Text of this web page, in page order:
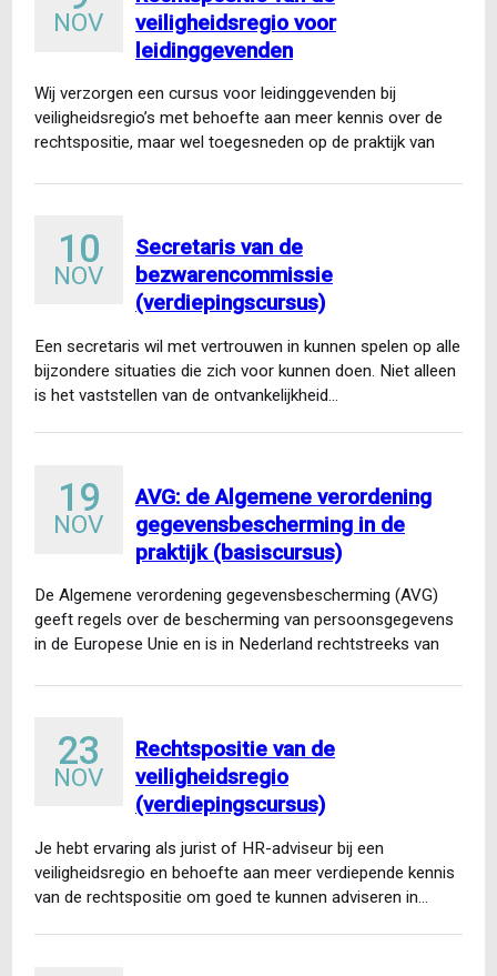
NOV
veiligheidsregio voor
leidinggevenden
Wij verzorgen een cursus voor leidinggevenden bij
veiligheidsregio’s met behoefte aan meer kennis over de
rechtspositie, maar wel toegesneden op de praktijk van
10
NOV
Secretaris van de
bezwarencommissie
(verdiepingscursus)
Een secretaris wil met vertrouwen in kunnen spelen op alle
bijzondere situaties die zich voor kunnen doen. Niet alleen
is het vaststellen van de ontvankelijkheid…
19
NOV
AVG: de Algemene verordening
gegevensbescherming in de
praktijk (basiscursus)
De Algemene verordening gegevensbescherming (AVG)
geeft regels over de bescherming van persoonsgegevens
in de Europese Unie en is in Nederland rechtstreeks van
23
NOV
Rechtspositie van de
veiligheidsregio
(verdiepingscursus)
Je hebt ervaring als jurist of HR-adviseur bij een
veiligheidsregio en behoefte aan meer verdiepende kennis
van de rechtspositie om goed te kunnen adviseren in…